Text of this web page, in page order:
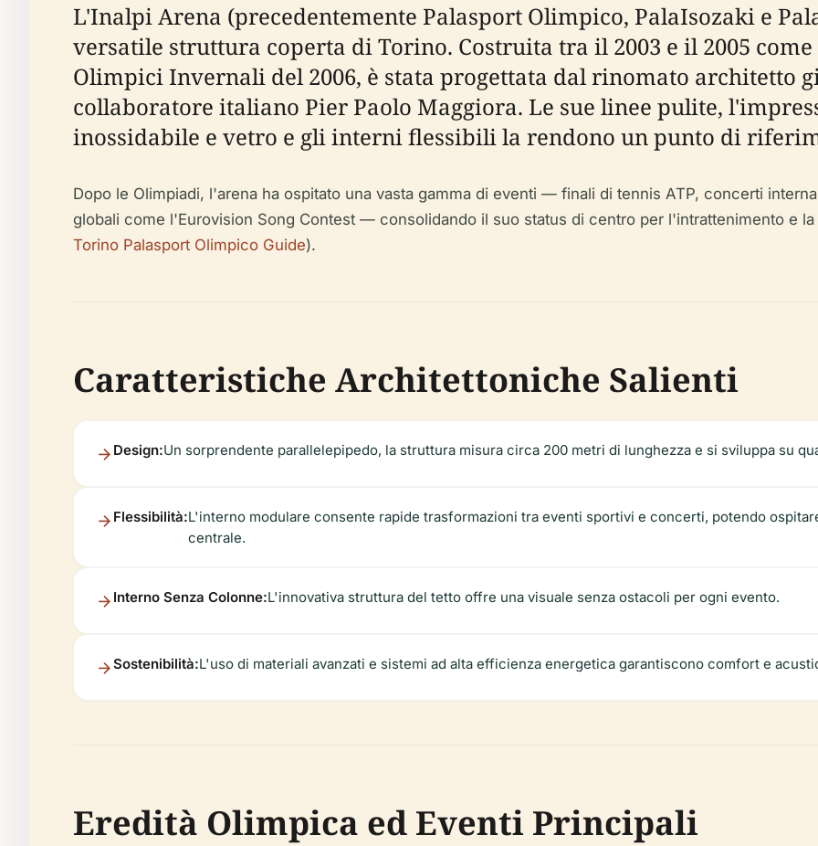
L'Inalpi Arena (precedentemente Palasport Olimpico, PalaIsozaki e
versatile struttura coperta di Torino. Costruita tra il 2003 e il 2005
Olimpici Invernali del 2006, è stata progettata dal rinomato architetto
collaboratore italiano Pier Paolo Maggiora. Le sue linee pulite,
inossidabile e vetro e gli interni flessibili la rendono un punto di
Dopo le Olimpiadi, l'arena ha ospitato una vasta gamma di eventi — finali di tennis ATP, concerti
globali come l'Eurovision Song Contest — consolidando il suo status di centro per l'intrattenimento e
Torino Palasport Olimpico Guide).
Caratteristiche Architettoniche Salienti
Design:Un sorprendente parallelepipedo, la struttura misura circa 200 metri di lunghezza e si sviluppa su
Flessibilità:L'interno modulare consente rapide trasformazioni tra eventi sportivi e concerti, potendo
centrale.
Interno Senza Colonne:L'innovativa struttura del tetto offre una visuale senza ostacoli per ogni evento.
Sostenibilità:L'uso di materiali avanzati e sistemi ad alta efficienza energetica garantiscono comfort e
Eredità Olimpica ed Eventi Principali